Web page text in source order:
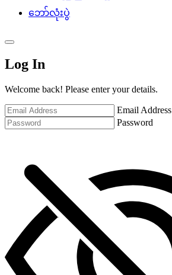
ဘော်လုံးပွဲ
Log In
Welcome back! Please enter your details.
Email Address
Password